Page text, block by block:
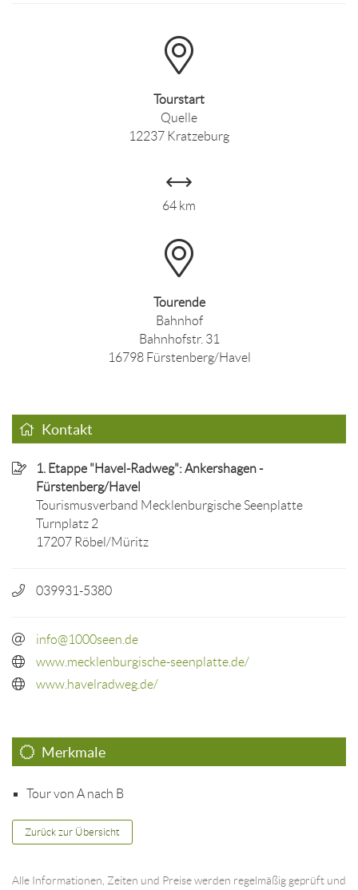
Tourstart
Quelle
12237 Kratzeburg
64 km
Tourende
Bahnhof
Bahnhofstr. 31
16798 Fürstenberg/Havel
Kontakt
1. Etappe "Havel-Radweg": Ankershagen -
Fürstenberg/Havel
Tourismusverband Mecklenburgische Seenplatte
Turnplatz 2
17207 Röbel/Müritz
039931-5380
info@1000seen.de
www.mecklenburgische-seenplatte.de/
www.havelradweg.de/
Merkmale
Tour von A nach B
Zurück zur Übersicht
Alle Informationen, Zeiten und Preise werden regelmäßig geprüft und